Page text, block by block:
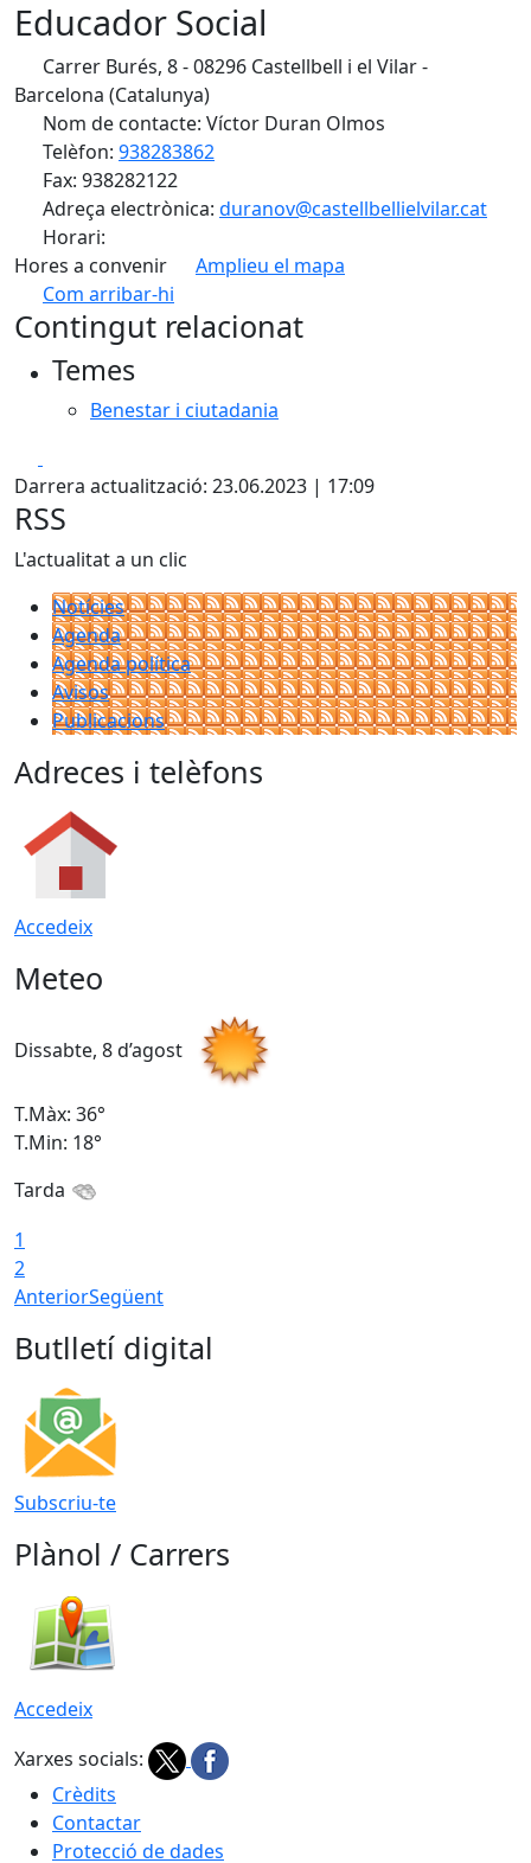
Educador Social
Carrer Burés, 8 - 08296 Castellbell i el Vilar -
Barcelona (Catalunya)
Nom de contacte: Víctor Duran Olmos
Telèfon: 938283862
Fax: 938282122
Adreça electrònica: duranov@castellbellielvilar.cat
Horari:
Hores a convenir
Amplieu el mapa
Com arribar-hi
+
Contingut relacionat
Temes
Benestar i ciutadania
Darrera actualització: 23.06.2023 | 17:09
RSS
L'actualitat a un clic
Notícies
Agenda
Agenda política
Avisos
Publicacions
Adreces i telèfons
Accedeix
Meteo
Dissabte, 8 d’agost
T.Màx: 36°
T.Min: 18°
Tarda
1
2
AnteriorSegüent
Butlletí digital
Subscriu-te
Plànol / Carrers
Accedeix
Xarxes socials:
Crèdits
Contactar
Protecció de dades